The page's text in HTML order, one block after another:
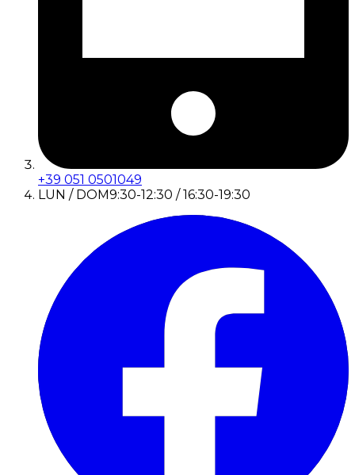
+39 051 0501049
LUN / DOM9:30-12:30 / 16:30-19:30